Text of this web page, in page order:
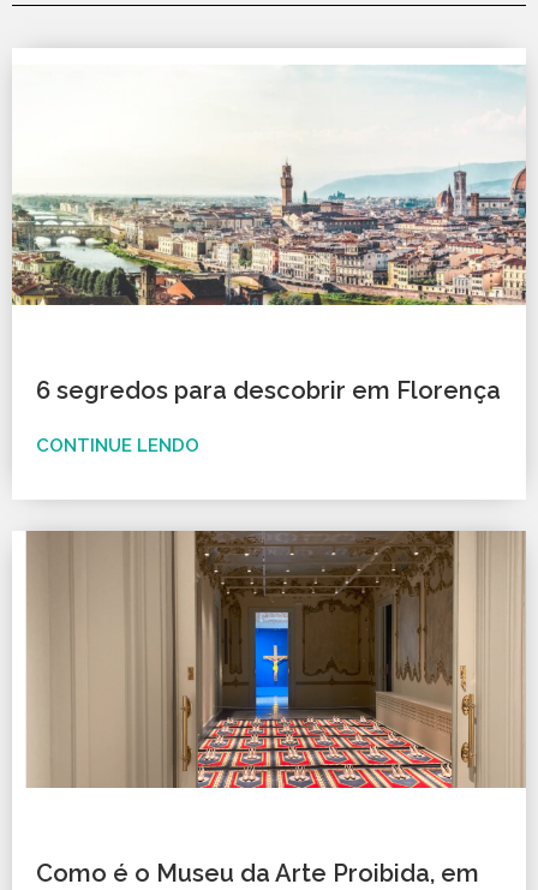
6 segredos para descobrir em Florença
CONTINUE LENDO
Como é o Museu da Arte Proibida, em